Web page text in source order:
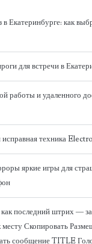
в Екатеринбурге: как
для встречи в
работы и удаленного
исправная техника
яркие игры для
последний штрих —
Скопировать
сообщение TITLE